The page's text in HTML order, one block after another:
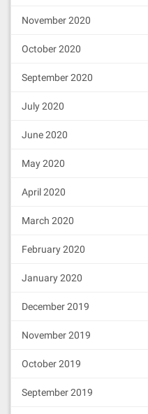
November 2020
October 2020
September 2020
July 2020
June 2020
May 2020
April 2020
March 2020
February 2020
January 2020
December 2019
November 2019
October 2019
September 2019